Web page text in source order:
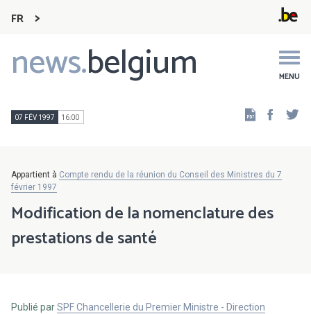
FR
news.belgium MENU
Main
navigation
07 FÉV 1997 16:00
Appartient à Compte rendu de la réunion du Conseil des Ministres du 7
février 1997
Modification de la nomenclature des
prestations de santé
Publié parSPF Chancellerie du Premier Ministre - Direction